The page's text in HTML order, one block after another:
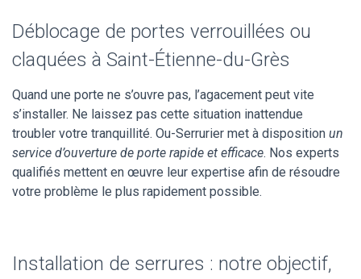
Déblocage de portes verrouillées ou
claquées à Saint-Étienne-du-Grès
Quand une porte ne s’ouvre pas, l’agacement peut vite
s’installer. Ne laissez pas cette situation inattendue
troubler votre tranquillité. Ou-Serrurier met à disposition un
service d’ouverture de porte rapide et efficace. Nos experts
qualifiés mettent en œuvre leur expertise afin de résoudre
votre problème le plus rapidement possible.
Installation de serrures : notre objectif,